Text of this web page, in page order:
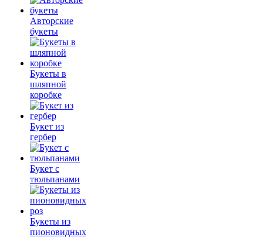
Авторские
букеты
Букеты в
шляпной
коробке
Букет из
гербер
Букет с
тюльпанами
Букеты из
пионовидных